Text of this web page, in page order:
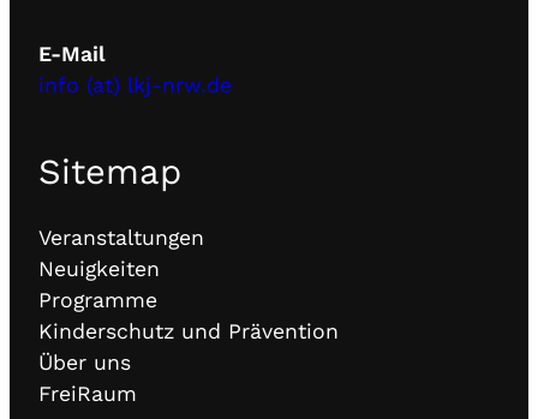
E-Mail
info (at) lkj-nrw.de
Sitemap
Veranstaltungen
Neuigkeiten
Programme
Kinderschutz und Prävention
Über uns
FreiRaum